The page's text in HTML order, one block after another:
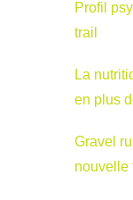
Profil
trail
La
en plus
Gravel
nouvelle